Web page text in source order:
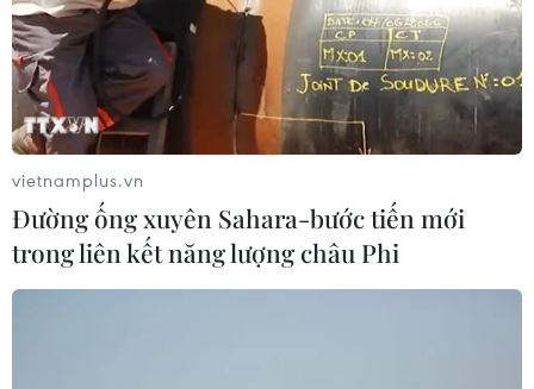
(TTXVN/Vietnam+)
vietnamplus.vn
Đường ống xuyên Sahara-bước tiến mới
trong liên kết năng lượng châu Phi